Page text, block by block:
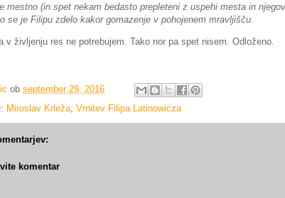
mestno (in spet nekam bedasto prepleteni z uspehi mesta in
se je Filipu zdelo kakor gomazenje v pohojenem mravljišču.
v življenju res ne potrebujem. Tako nor pa spet nisem. Odloženo.
ob september 29, 2016
Miroslav Krleža, Vrnitev Filipa Latinowicza
komentar